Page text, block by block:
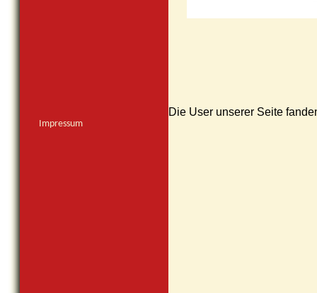
Impressum
Die User unserer Seite